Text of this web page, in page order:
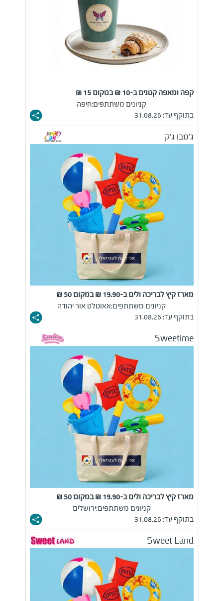
קפה ומאפה קטנים ב-10 ₪ במקום 15 ₪
קניונים משתתפים:חיפה
בתוקף עד: 31.08.26
ג'מבו ג'ק
מארז קיץ לבריכה ולים ב-19.90 ₪ במקום 50 ₪
קניונים משתתפים:אאוטלט אור יהודה
בתוקף עד: 31.08.26
Sweetime
מארז קיץ לבריכה ולים ב-19.90 ₪ במקום 50 ₪
קניונים משתתפים:ירושלים
בתוקף עד: 31.08.26
Sweet Land